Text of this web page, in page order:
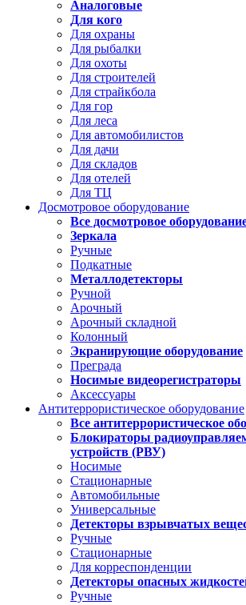
Аналоговые
Для кого
Для охраны
Для рыбалки
Для охоты
Для строителей
Для страйкбола
Для гор
Для леса
Для автомобилистов
Для дачи
Для складов
Для отелей
Для ТЦ
Досмотровое оборудование
Все досмотровое
Зеркала
Ручные
Подкатные
Металлодетекторы
Ручной
Арочный
Арочный складной
Колонный
Экранирующие оборудование
Преграда
Носимые видеорегистраторы
Аксессуары
Антитеррористическое оборудование
Все антитеррористическое
Блокираторы
устройств (РВУ)
Носимые
Стационарные
Автомобильные
Универсальные
Детекторы взрывчатых
Ручные
Стационарные
Для корреспонденции
Детекторы опасных
Ручные